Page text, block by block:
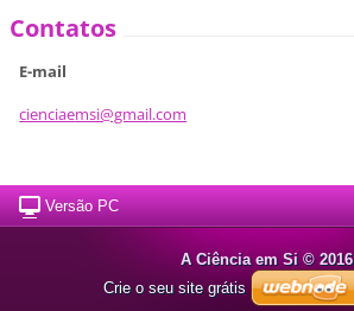
Contatos
E-mail
cienciaemsi@gmail.com
Versão PC
A Ciência em Si © 2016
Crie o seu site grátis